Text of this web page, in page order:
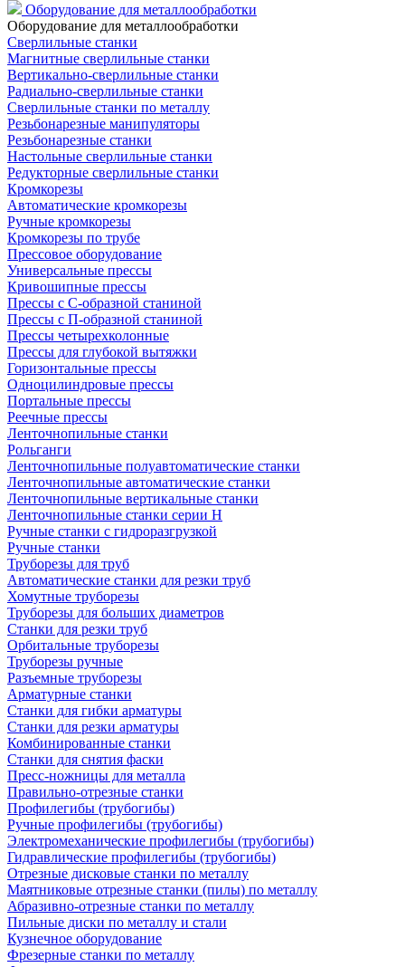
Оборудование для металлообработки
Оборудование для металлообработки
Сверлильные станки
Магнитные сверлильные станки
Вертикально-сверлильные станки
Радиально-сверлильные станки
Сверлильные станки по металлу
Резьбонарезные манипуляторы
Резьбонарезные станки
Настольные сверлильные станки
Редукторные сверлильные станки
Кромкорезы
Автоматические кромкорезы
Ручные кромкорезы
Кромкорезы по трубе
Прессовое оборудование
Универсальные прессы
Кривошипные прессы
Прессы с С-образной станиной
Прессы с П-образной станиной
Прессы четырехколонные
Прессы для глубокой вытяжки
Горизонтальные прессы
Одноцилиндровые прессы
Портальные прессы
Реечные прессы
Ленточнопильные станки
Рольганги
Ленточнопильные полуавтоматические станки
Ленточнопильные автоматические станки
Ленточнопильные вертикальные станки
Ленточнопильные станки серии H
Ручные станки с гидроразгрузкой
Ручные станки
Труборезы для труб
Автоматические станки для резки труб
Хомутные труборезы
Труборезы для больших диаметров
Станки для резки труб
Орбитальные труборезы
Труборезы ручные
Разъемные труборезы
Арматурные станки
Станки для гибки арматуры
Станки для резки арматуры
Комбинированные станки
Станки для снятия фаски
Пресс-ножницы для металла
Правильно-отрезные станки
Профилегибы (трубогибы)
Ручные профилегибы (трубогибы)
Электромеханические профилегибы (трубогибы)
Гидравлические профилегибы (трубогибы)
Отрезные дисковые станки по металлу
Маятниковые отрезные станки (пилы) по металлу
Абразивно-отрезные станки по металлу
Пильные диски по металлу и стали
Кузнечное оборудование
Фрезерные станки по металлу